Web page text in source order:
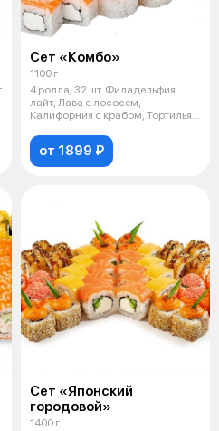
Сет «Комбо»
1100 г
4 ролла, 32 шт. Филадельфия
лайт, Лава с лососем,
Калифорния с крабом, Тортилья с
от 1899 ₽
Сет «Японский
городовой»
1400 г